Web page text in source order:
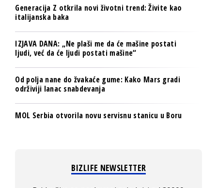
Generacija Z otkrila novi životni trend: Živite kao
italijanska baka
IZJAVA DANA: „Ne plaši me da će mašine postati
ljudi, već da će ljudi postati mašine“
Od polja nane do žvakaće gume: Kako Mars gradi
održiviji lanac snabdevanja
MOL Serbia otvorila novu servisnu stanicu u Boru
BIZLIFE NEWSLETTER